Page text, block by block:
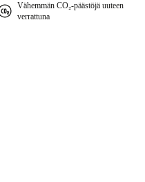
Vähemmän CO₂-päästöjä uuteen
verrattuna